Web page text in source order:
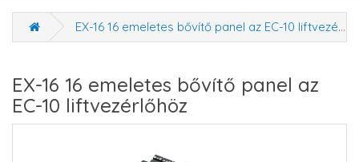
EX-16 16 emeletes bővítő panel az EC-10 liftvezérlőhöz
EX-16 16 emeletes bővítő panel az
EC-10 liftvezérlőhöz